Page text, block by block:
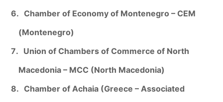
Chamber of Economy of Montenegro – CEM
(Montenegro)
Union of Chambers of Commerce of North
Macedonia – MCC (North Macedonia)
Chamber of Achaia (Greece – Associated